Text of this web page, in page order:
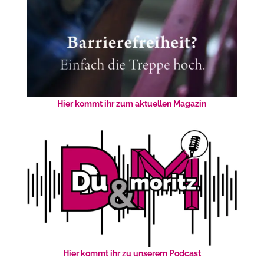
Hier kommt ihr zum aktuellen Magazin
Hier kommt ihr zu unserem Podcast